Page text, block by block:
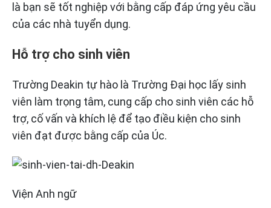
là bạn sẽ tốt nghiệp với bằng cấp đáp ứng yêu cầu
của các nhà tuyển dụng.
Hỗ trợ cho sinh viên
Trường Deakin tự hào là Trường Đại học lấy sinh
viên làm trọng tâm, cung cấp cho sinh viên các hỗ
trợ, cố vấn và khích lệ để tạo điều kiện cho sinh
viên đạt được bằng cấp của Úc.
Viện Anh ngữ